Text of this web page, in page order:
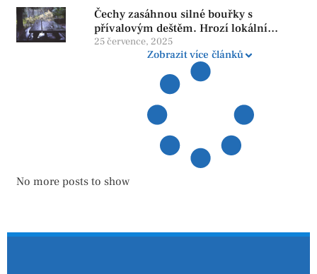
reformy
Čechy zasáhnou silné bouřky s
přívalovým deštěm. Hrozí lokální
zatopení
25 července, 2025
Zobrazit více článků
No more posts to show